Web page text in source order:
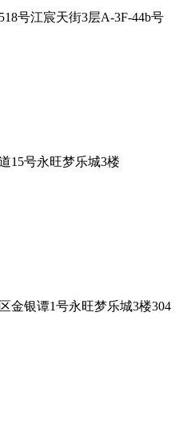
号江宸天街3层A-3F-44b号
15号永旺梦乐城3楼
金银谭1号永旺梦乐城3楼304